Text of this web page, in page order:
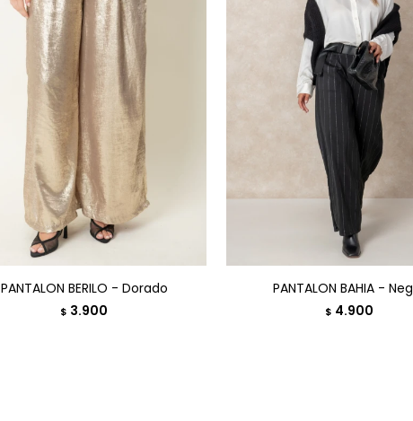
PANTALON BERILO - Dorado
$ 3.900
PANTALON BAHIA -
$ 4.900